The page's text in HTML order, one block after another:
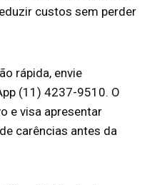
custos sem perder
rápida, envie
(11) 4237-9510. O
e visa apresentar
carências antes da